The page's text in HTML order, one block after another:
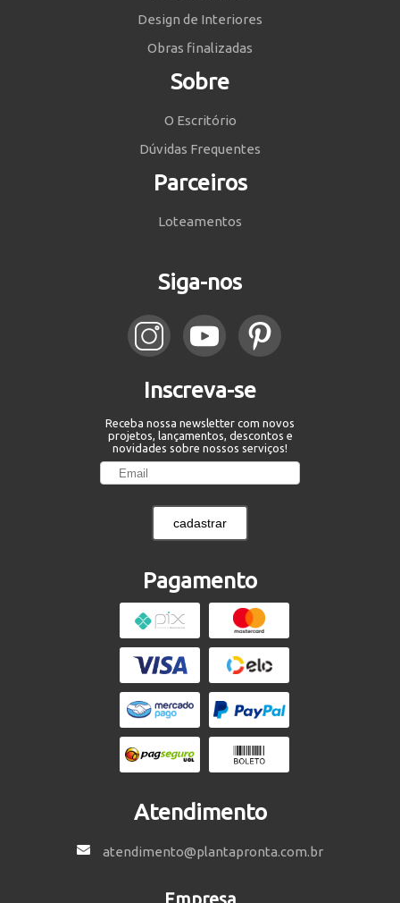
Design de Interiores
Obras finalizadas
Sobre
O Escritório
Dúvidas Frequentes
Parceiros
Loteamentos
Siga-nos
Inscreva-se
Receba nossa newsletter com novos
projetos, lançamentos, descontos e
novidades sobre nossos serviços!
cadastrar
Pagamento
Atendimento
atendimento@plantapronta.com.br